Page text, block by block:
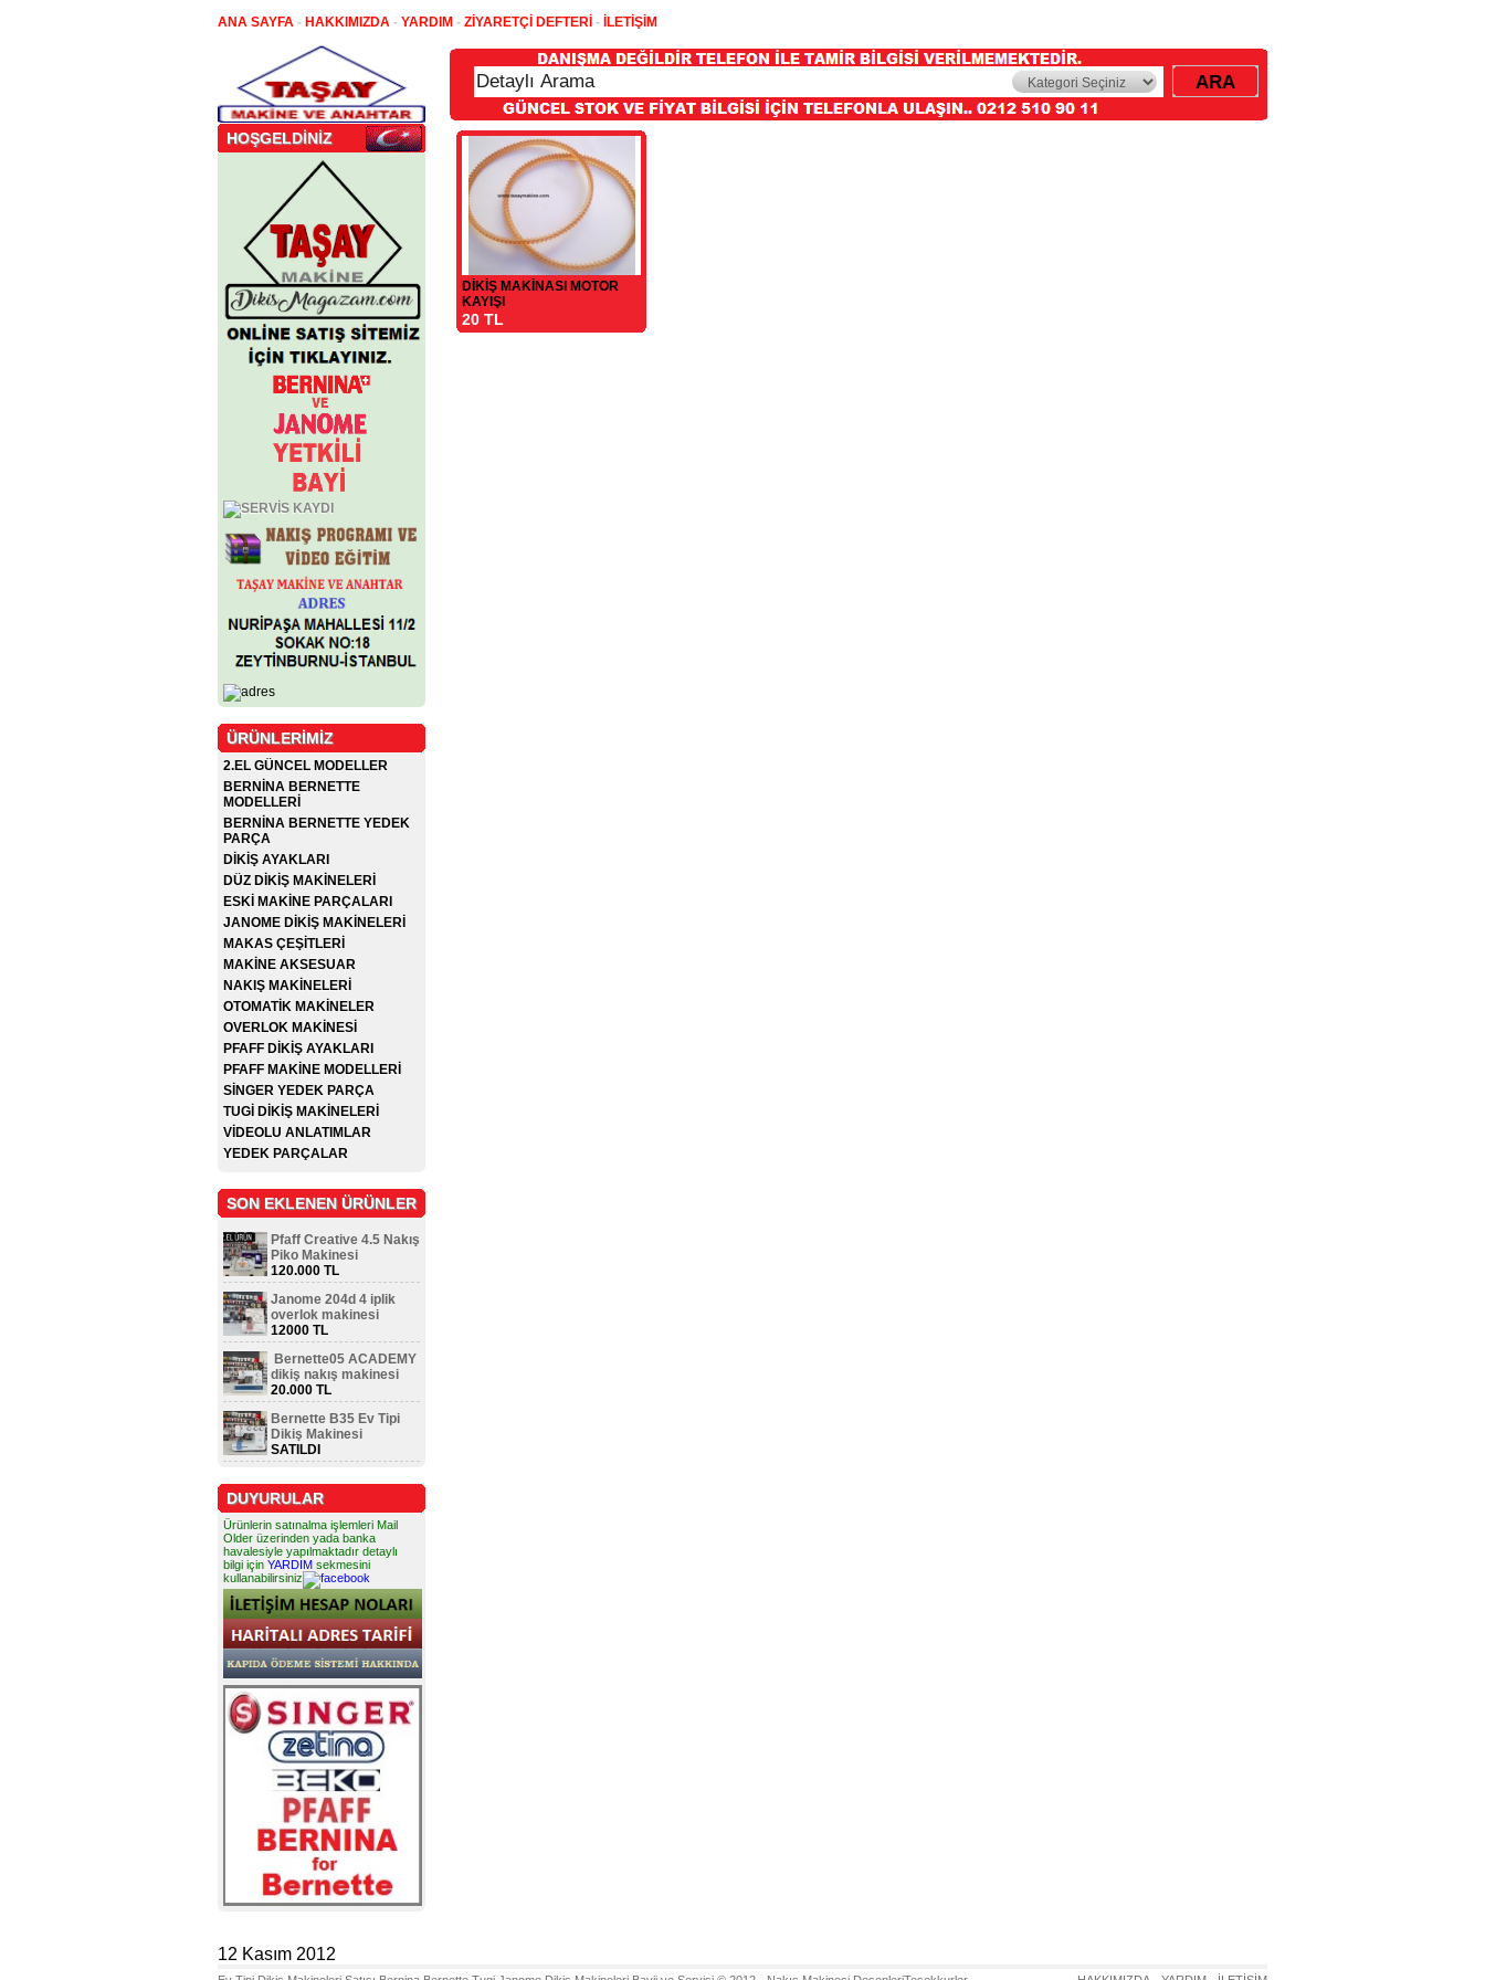
ANA SAYFA - HAKKIMIZDA - YARDIM - ZİYARETÇİ DEFTERİ - İLETİŞİM
HOŞGELDİNİZ
ÜRÜNLERİMİZ
2.EL GÜNCEL MODELLER
BERNİNA BERNETTE
MODELLERİ
BERNİNA BERNETTE YEDEK
PARÇA
DİKİŞ AYAKLARI
DÜZ DİKİŞ MAKİNELERİ
ESKİ MAKİNE PARÇALARI
JANOME DİKİŞ MAKİNELERİ
MAKAS ÇEŞİTLERİ
MAKİNE AKSESUAR
NAKIŞ MAKİNELERİ
OTOMATİK MAKİNELER
OVERLOK MAKİNESİ
PFAFF DİKİŞ AYAKLARI
PFAFF MAKİNE MODELLERİ
SİNGER YEDEK PARÇA
TUGİ DİKİŞ MAKİNELERİ
VİDEOLU ANLATIMLAR
YEDEK PARÇALAR
SON EKLENEN ÜRÜNLER
Pfaff Creative 4.5 Nakış
Piko Makinesi
120.000 TL
Janome 204d 4 iplik
overlok makinesi
12000 TL
Bernette05 ACADEMY
dikiş nakış makinesi
20.000 TL
Bernette B35 Ev Tipi
Dikiş Makinesi
SATILDI
DUYURULAR
Ürünlerin satınalma işlemleri Mail
Older üzerinden yada banka
havalesiyle yapılmaktadır detaylı
bilgi için YARDIM sekmesini
kullanabilirsiniz
DİKİŞ MAKİNASI MOTOR
KAYIŞI
20 TL
12 Kasım 2012